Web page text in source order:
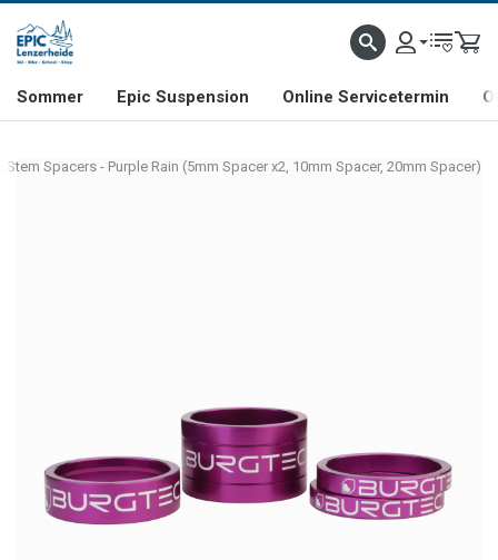
& FREERIDE-SPEZIALIST SCHWEIZER FIRMA SHOP & SHOWROOM IN
Sommer Epic Suspension Online Servicetermin
Stem Spacers - Purple Rain (5mm Spacer x2, 10mm Spacer, 20mm Spacer)